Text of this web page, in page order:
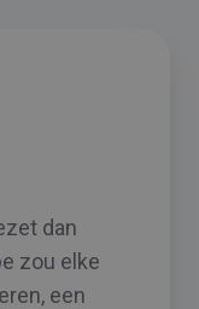
dan
zou elke
een